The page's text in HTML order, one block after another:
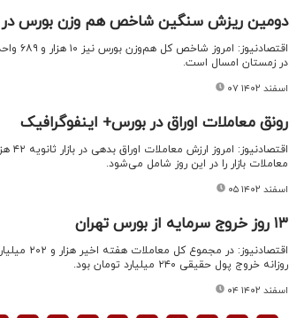
دومین ریزش سنگین شاخص هم وزن بورس در زمستان ۱۴۰۲+
در زمستان امسال است.
۰۷ اسفند ۱۴۰۲
رونق معاملات اوراق در بورس+ اینفوگرافیک
معاملات بازار را در این روز شامل می‌شود.
۰۵ اسفند ۱۴۰۲
۱۳ روز خروج سرمایه از بورس تهران
روزانه خروج پول حقیقی ۲۴۰ میلیارد تومان بود.
۰۴ اسفند ۱۴۰۲